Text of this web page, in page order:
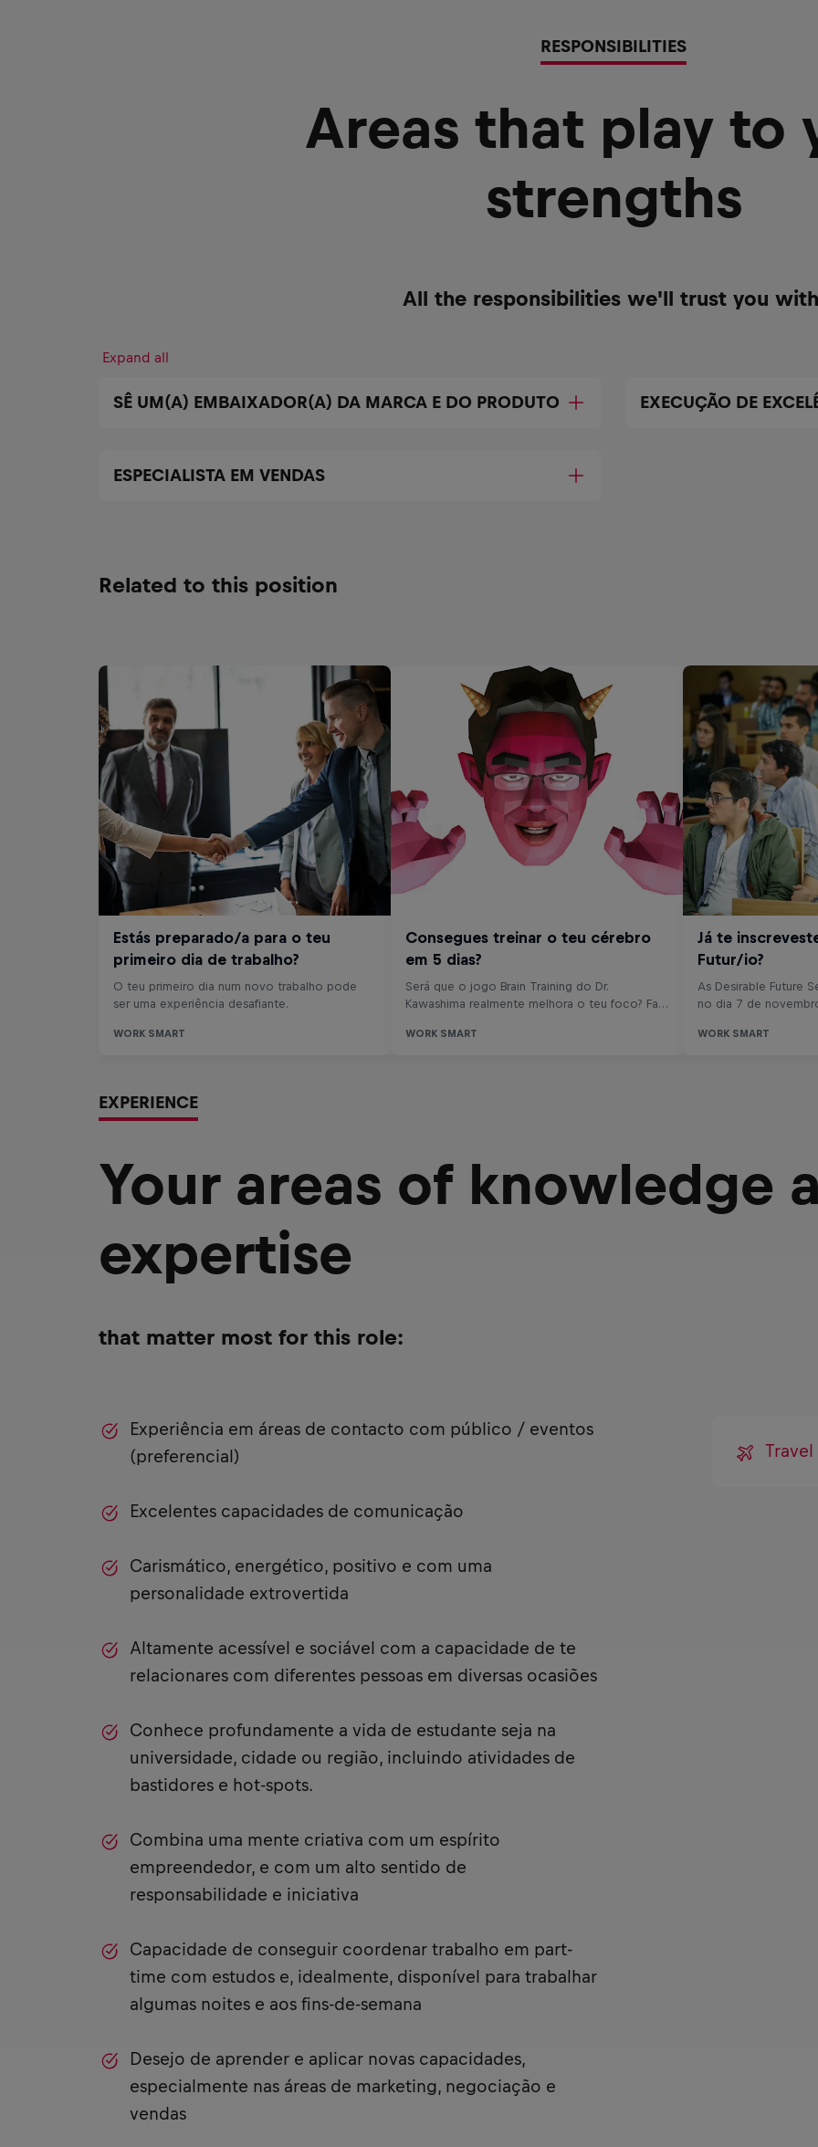
RESPONSIBILITIES
Areas that play to
strengths
All the responsibilities we'll trust you
Expand all
SÊ UM(A) EMBAIXADOR(A) DA MARCA E DO PRODUTO EXECUÇÃO DE
ESPECIALISTA EM VENDAS
Related to this position
EXPERIENCE
Your areas of knowledge
expertise
that matter most for this role:
Experiência em áreas de contacto com público / eventos
(preferencial)
Excelentes capacidades de comunicação
Carismático, energético, positivo e com uma
personalidade extrovertida
Altamente acessível e sociável com a capacidade de te
relacionares com diferentes pessoas em diversas ocasiões
Conhece profundamente a vida de estudante seja na
universidade, cidade ou região, incluindo atividades de
bastidores e hot-spots.
Combina uma mente criativa com um espírito
empreendedor, e com um alto sentido de
responsabilidade e iniciativa
Capacidade de conseguir coordenar trabalho em part-
time com estudos e, idealmente, disponível para trabalhar
algumas noites e aos fins-de-semana
Desejo de aprender e aplicar novas capacidades,
especialmente nas áreas de marketing, negociação e
vendas